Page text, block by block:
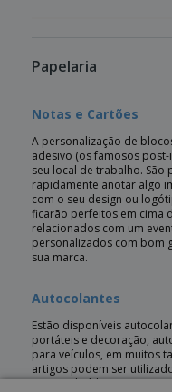
Papelaria
Notas e Cartões
A personalização de
adesivo (os famosos
seu local de trabalho.
rapidamente anotar algo
com o seu design ou
ficarão perfeitos em cima
relacionados com um
personalizados com bom
sua marca.
Autocolantes
Estão disponíveis
portáteis e decoração,
para veículos, em muitos
artigos podem ser
personalizá-los com